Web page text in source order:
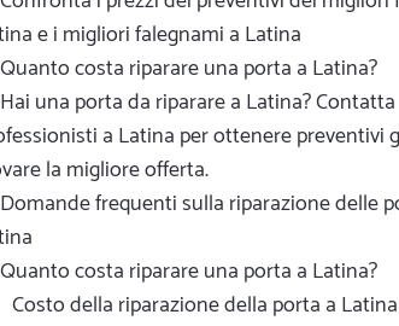
e i migliori falegnami a Latina
Quanto costa riparare una porta a Latina?
Hai una porta da riparare a Latina? Contatta
a Latina per ottenere preventivi
la migliore offerta.
Domande frequenti sulla riparazione delle
Quanto costa riparare una porta a Latina?
Costo della riparazione della porta a Latina